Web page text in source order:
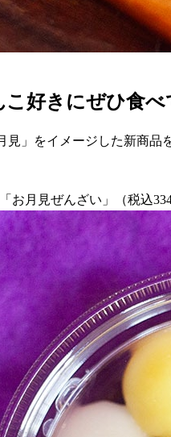
こ好きにぜひ食
見」をイメージした新商
お月見ぜんざい」（税込